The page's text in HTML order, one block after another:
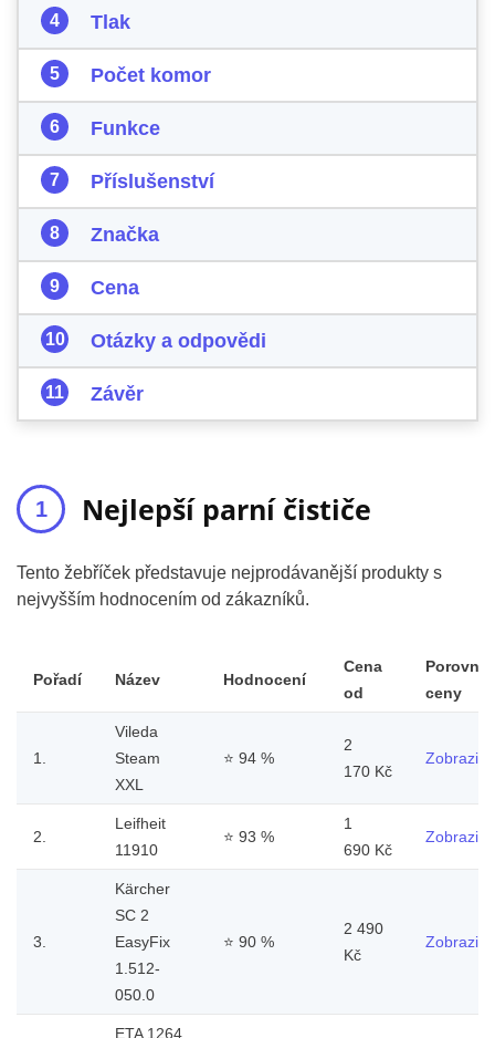
Tlak
Počet komor
Funkce
Příslušenství
Značka
Cena
Otázky a odpovědi
Závěr
Nejlepší parní čističe
Tento žebříček představuje nejprodávanější produkty s
nejvyšším hodnocením od zákazníků.
Pořadí Název Hodnocení
Cena
od
Porovnat
ceny
1.
Vileda
Steam
XXL
⭐ 94 %
2
170 Kč
Zobrazit
2.
Leifheit
11910
⭐ 93 %
1
690 Kč
Zobrazit
3.
Kärcher
SC 2
EasyFix
1.512-
050.0
⭐ 90 %
2 490
Kč
Zobrazit
ETA 1264